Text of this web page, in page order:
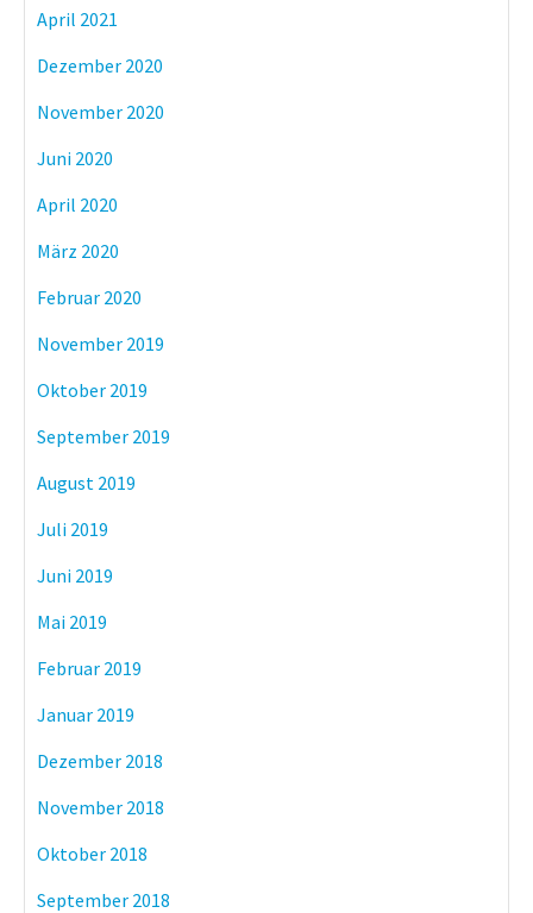
April 2021
Dezember 2020
November 2020
Juni 2020
April 2020
März 2020
Februar 2020
November 2019
Oktober 2019
September 2019
August 2019
Juli 2019
Juni 2019
Mai 2019
Februar 2019
Januar 2019
Dezember 2018
November 2018
Oktober 2018
September 2018